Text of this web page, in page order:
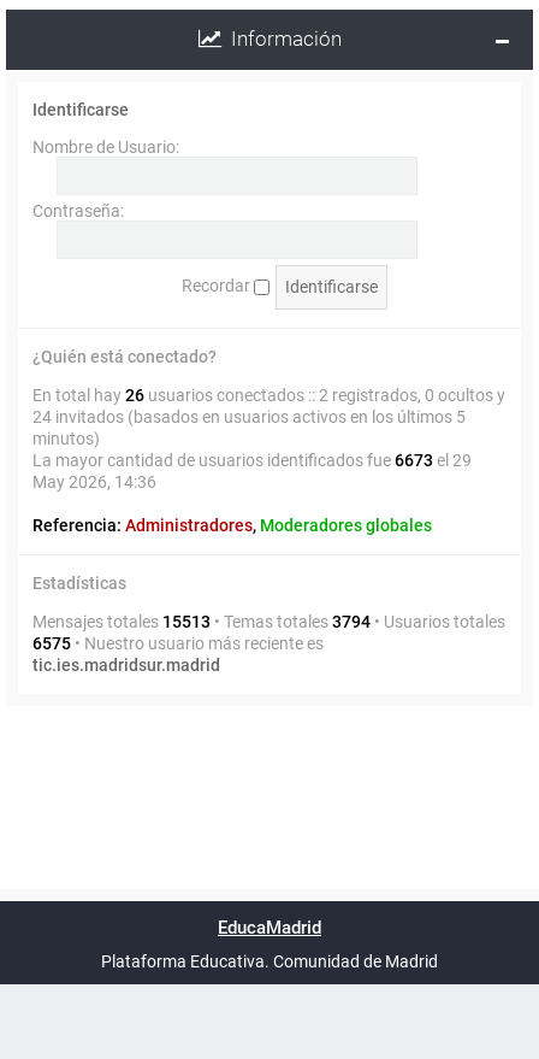
Información
Identificarse
Nombre de Usuario:
Contraseña:
Recordar
¿Quién está conectado?
En total hay26 usuarios conectados :: 2 registrados, 0 ocultos y
24 invitados (basados en usuarios activos en los últimos 5
minutos)
La mayor cantidad de usuarios identificados fue6673 el 29
May 2026, 14:36
Referencia: Administradores, Moderadores globales
Estadísticas
Mensajes totales 15513 • Temas totales3794 • Usuarios totales
6575 • Nuestro usuario más reciente es
tic.ies.madridsur.madrid
UTC+02:00
phpBB España
EducaMadrid
Plataforma Educativa. Comunidad de Madrid